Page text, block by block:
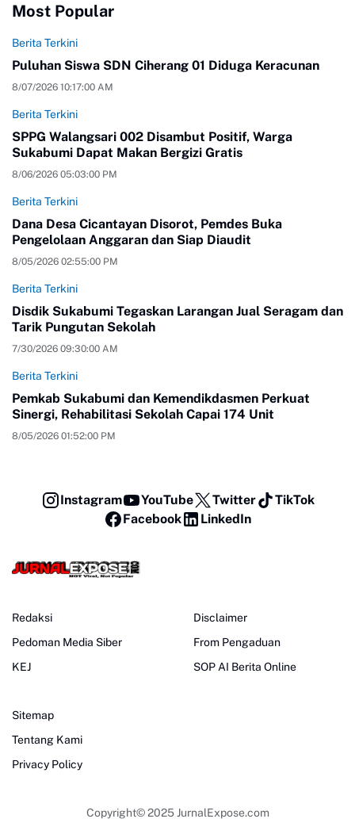
Most Popular
Berita Terkini
Puluhan Siswa SDN Ciherang 01 Diduga Keracunan
8/07/2026 10:17:00 AM
Berita Terkini
SPPG Walangsari 002 Disambut Positif, Warga
Sukabumi Dapat Makan Bergizi Gratis
8/06/2026 05:03:00 PM
Berita Terkini
Dana Desa Cicantayan Disorot, Pemdes Buka
Pengelolaan Anggaran dan Siap Diaudit
8/05/2026 02:55:00 PM
Berita Terkini
Disdik Sukabumi Tegaskan Larangan Jual Seragam dan
Tarik Pungutan Sekolah
7/30/2026 09:30:00 AM
Berita Terkini
Pemkab Sukabumi dan Kemendikdasmen Perkuat
Sinergi, Rehabilitasi Sekolah Capai 174 Unit
8/05/2026 01:52:00 PM
Instagram YouTube Twitter
TikTok
Facebook
LinkedIn
Redaksi
Pedoman Media Siber
KEJ
Disclaimer
From Pengaduan
SOP AI Berita Online
Sitemap
Tentang Kami
Privacy Policy
Copyright© 2025 JurnalExpose.com